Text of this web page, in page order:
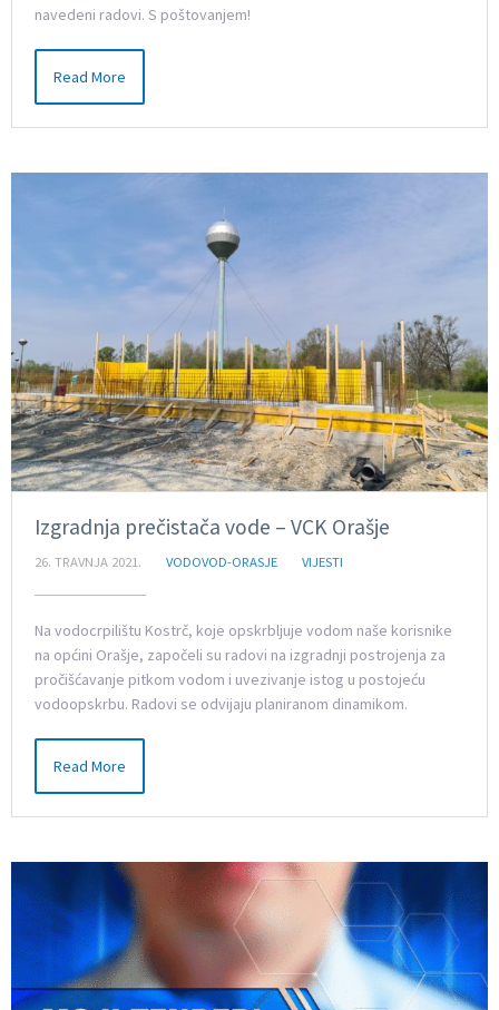
navedeni radovi. S poštovanjem!
Read More
Izgradnja prečistača vode – VCK Orašje
26. TRAVNJA 2021. VODOVOD-ORASJE VIJESTI
Na vodocrpilištu Kostrč, koje opskrbljuje vodom naše korisnike
na općini Orašje, započeli su radovi na izgradnji postrojenja za
pročišćavanje pitkom vodom i uvezivanje istog u postojeću
vodoopskrbu. Radovi se odvijaju planiranom dinamikom.
Read More